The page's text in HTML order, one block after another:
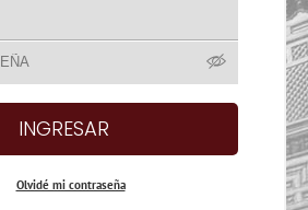
Olvidé mi contraseña